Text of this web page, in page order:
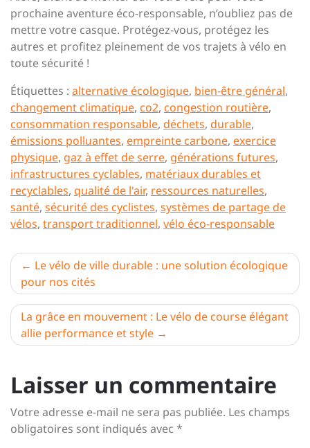
prochaine aventure éco-responsable, n’oubliez pas de
mettre votre casque. Protégez-vous, protégez les
autres et profitez pleinement de vos trajets à vélo en
toute sécurité !
Étiquettes : alternative écologique, bien-être général,
changement climatique, co2, congestion routière,
consommation responsable, déchets, durable,
émissions polluantes, empreinte carbone, exercice
physique, gaz à effet de serre, générations futures,
infrastructures cyclables, matériaux durables et
recyclables, qualité de l'air, ressources naturelles,
santé, sécurité des cyclistes, systèmes de partage de
vélos, transport traditionnel, vélo éco-responsable
Navigation
de
l’article
Le vélo de ville durable : une solution écologique
pour nos cités
La grâce en mouvement : Le vélo de course élégant
allie performance et style
Laisser un commentaire
Votre adresse e-mail ne sera pas publiée. Les champs
obligatoires sont indiqués avec *